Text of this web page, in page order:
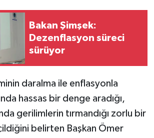
Bakan Şimşek:
Dezenflasyon süreci
sürüyor
daralma ile enflasyonla
hassas bir denge aradığı,
gerilimlerin tırmandığı zorlu bir
belirten Başkan Ömer